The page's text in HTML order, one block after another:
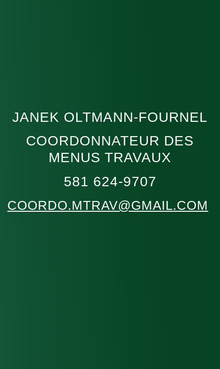
JANEK OLTMANN-FOURNEL
COORDONNATEUR DES
MENUS TRAVAUX
581 624-9707
COORDO.MTRAV@GMAIL.COM